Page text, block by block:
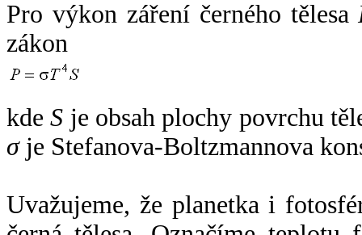
Pro výkon záření černého tělesa
zákon
kdeS je obsah plochy povrchu
σje Stefanova-Boltzmannova
Uvažujeme, že planetka i